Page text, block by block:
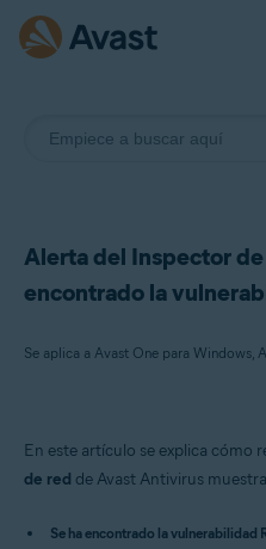
Alerta del Inspector de
encontrado la
Productos:
Avast One 22.x para Windows
Avast Free Antivirus 22.x para
En este artículo se explica cómo
de red de Avast Antivirus
Se ha encontrado la vulnerabilidad